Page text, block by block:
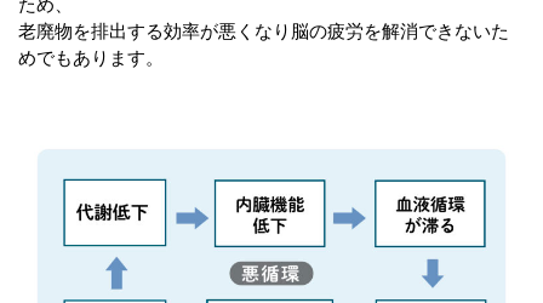
ため、
老廃物を排出する効率が悪くなり脳の疲労を解消できないた
めでもあります。